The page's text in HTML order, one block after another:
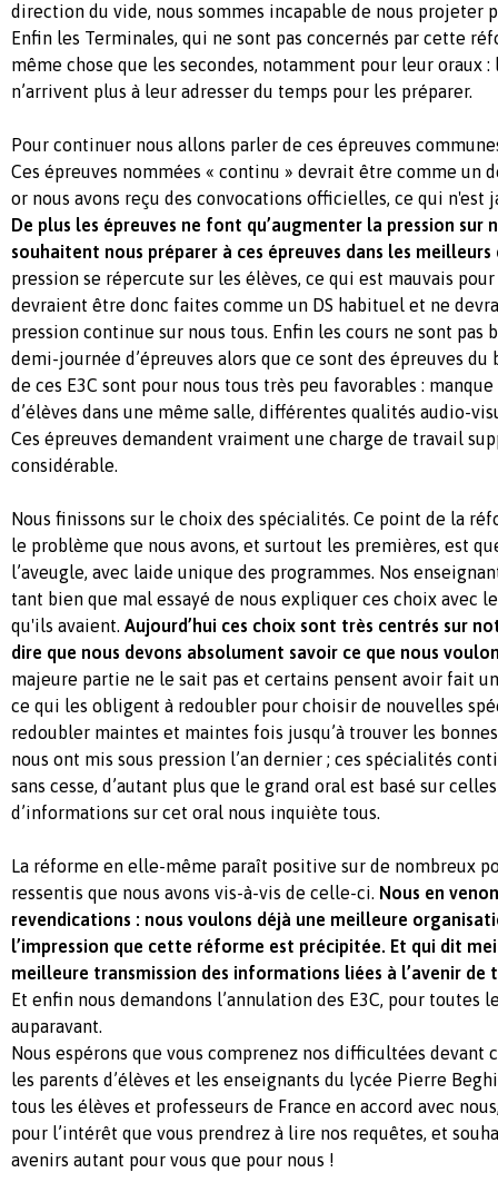
direction du vide, nous sommes incapable de nous projeter
Enfin les Terminales, qui ne sont pas concernés par cette
même chose que les secondes, notamment pour leur oraux :
n’arrivent plus à leur adresser du temps pour les préparer.
Pour continuer nous allons parler de ces épreuves
Ces épreuves nommées « continu » devrait être comme un
or nous avons reçu des convocations officielles, ce qui n'est
De plus les épreuves ne font qu’augmenter la pression sur
souhaitent nous préparer à ces épreuves dans les
pression se répercute sur les élèves, ce qui est mauvais pour
devraient être donc faites comme un DS habituel et ne
pression continue sur nous tous. Enfin les cours ne sont pas
demi-journée d’épreuves alors que ce sont des épreuves du
de ces E3C sont pour nous tous très peu favorables :
d’élèves dans une même salle, différentes qualités audio-
Ces épreuves demandent vraiment une charge de travail
considérable.
Nous finissons sur le choix des spécialités. Ce point de la
le problème que nous avons, et surtout les premières, est
l’aveugle, avec laide unique des programmes. Nos
tant bien que mal essayé de nous expliquer ces choix avec
qu'ils avaient. Aujourd’hui ces choix sont très centrés sur
dire que nous devons absolument savoir ce que nous
majeure partie ne le sait pas et certains pensent avoir fait
ce qui les obligent à redoubler pour choisir de nouvelles
redoubler maintes et maintes fois jusqu’à trouver les
nous ont mis sous pression l’an dernier ; ces spécialités
sans cesse, d’autant plus que le grand oral est basé sur
d’informations sur cet oral nous inquiète tous.
La réforme en elle-même paraît positive sur de nombreux
ressentis que nous avons vis-à-vis de celle-ci. Nous en
revendications : nous voulons déjà une meilleure
l’impression que cette réforme est précipitée. Et qui dit
meilleure transmission des informations liées à l’avenir
Et enfin nous demandons l’annulation des E3C, pour toutes
auparavant.
Nous espérons que vous comprenez nos difficultées devant
les parents d’élèves et les enseignants du lycée Pierre
tous les élèves et professeurs de France en accord avec
pour l’intérêt que vous prendrez à lire nos requêtes, et
avenirs autant pour vous que pour nous !